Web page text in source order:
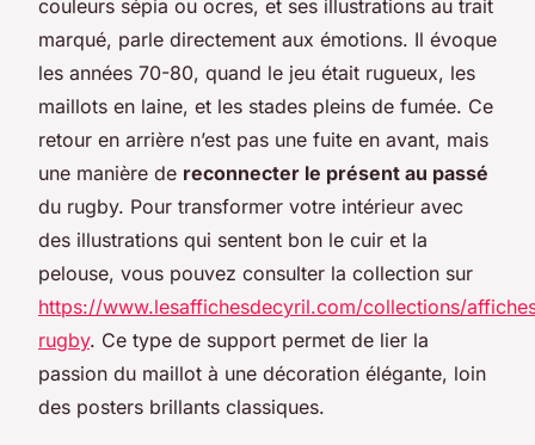
couleurs sépia ou ocres, et ses illustrations au trait
marqué, parle directement aux émotions. Il évoque
les années 70-80, quand le jeu était rugueux, les
maillots en laine, et les stades pleins de fumée. Ce
retour en arrière n’est pas une fuite en avant, mais
une manière de reconnecter le présent au passé
du rugby. Pour transformer votre intérieur avec
des illustrations qui sentent bon le cuir et la
pelouse, vous pouvez consulter la collection sur
https://www.lesaffichesdecyril.com/collections/
rugby. Ce type de support permet de lier la
passion du maillot à une décoration élégante, loin
des posters brillants classiques.